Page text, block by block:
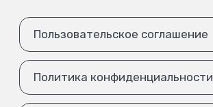
Пользовательское соглашение
Политика конфиденциальности